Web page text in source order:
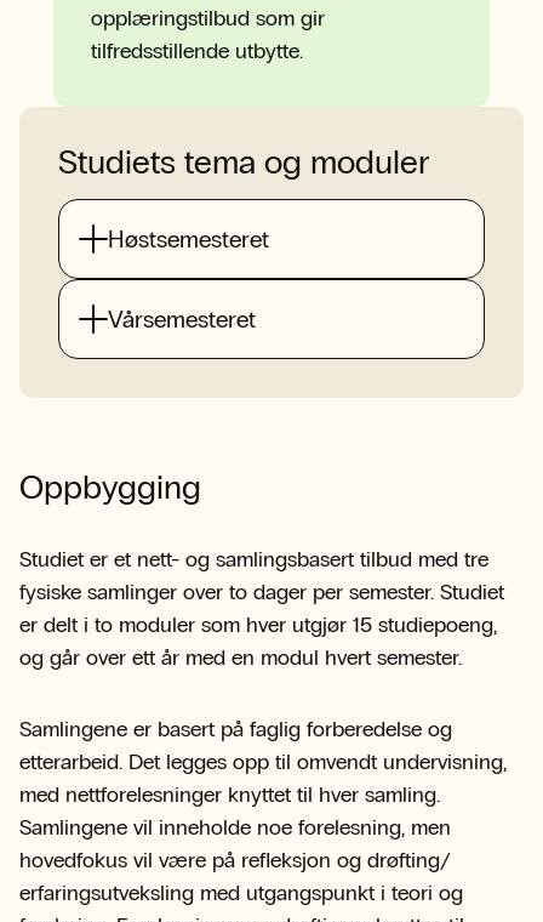
opplæringstilbud som gir
tilfredsstillende utbytte.
Studiets tema og moduler
Høstsemesteret
Vårsemesteret
Oppbygging
Studiet er et nett- og samlingsbasert tilbud med tre
fysiske samlinger over to dager per semester. Studiet
er delt i to moduler som hver utgjør 15 studiepoeng,
og går over ett år med en modul hvert semester.
Samlingene er basert på faglig forberedelse og
etterarbeid. Det legges opp til omvendt undervisning,
med nettforelesninger knyttet til hver samling.
Samlingene vil inneholde noe forelesning, men
hovedfokus vil være på refleksjon og drøfting/
erfaringsutveksling med utgangspunkt i teori og